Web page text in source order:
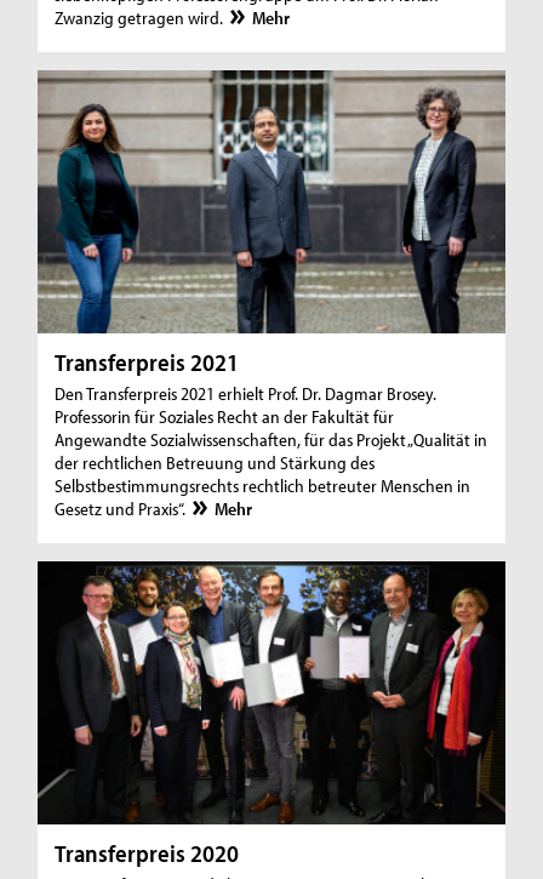
Zwanzig getragen wird.
Mehr
Transferpreis 2021
Den Transferpreis 2021 erhielt Prof. Dr. Dagmar Brosey.
Professorin für Soziales Recht an der Fakultät für
Angewandte Sozialwissenschaften, für das Projekt „Qualität in
der rechtlichen Betreuung und Stärkung des
Selbstbestimmungsrechts rechtlich betreuter Menschen in
Gesetz und Praxis“.
Mehr
Transferpreis 2020